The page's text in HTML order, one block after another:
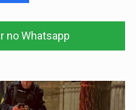
no Whatsapp